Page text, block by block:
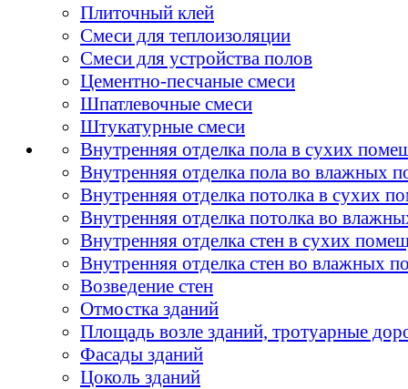
Плиточный клей
Смеси для теплоизоляции
Смеси для устройства полов
Цементно-песчаные смеси
Шпатлевочные смеси
Штукатурные смеси
Внутренняя отделка пола в сухих
Внутренняя отделка пола во влажных
Внутренняя отделка потолка в сухих
Внутренняя отделка потолка во
Внутренняя отделка стен в сухих
Внутренняя отделка стен во влажных
Возведение стен
Отмостка зданий
Площадь возле зданий, тротуарные
Фасады зданий
Цоколь зданий